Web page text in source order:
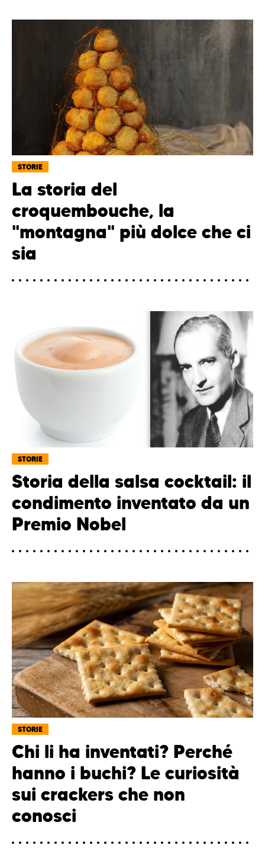
STORIE
La storia del
croquembouche, la
"montagna" più dolce che ci
sia
STORIE
Storia della salsa cocktail: il
condimento inventato da un
Premio Nobel
STORIE
Chi li ha inventati? Perché
hanno i buchi? Le curiosità
sui crackers che non
conosci